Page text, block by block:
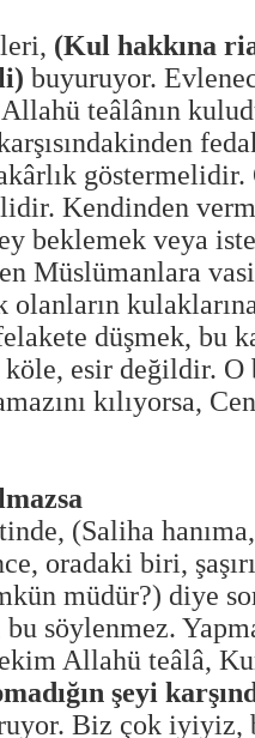
(Kul hakkına
buyuruyor.
teâlânın
Kendinden
beklemek veya
Müslümanlara
olanların
düşmek, bu
köle, esir değildir. O
kılıyorsa,
(Saliha
oradaki biri,
müdür?) diye
söylenmez.
Allahü teâlâ,
şeyi
Biz çok iyiyiz,